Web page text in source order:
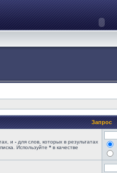
Запрос
и - для слов, которых в результатах
Используйте * в качестве